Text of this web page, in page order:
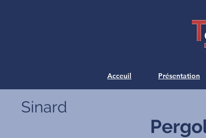
Acceuil Présentation
Sinard